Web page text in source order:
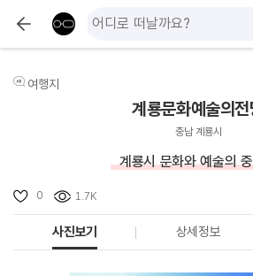
여행지
계룡문화예술의
충남 계룡시
계룡시 문화와 예술의
0 1.7K
사진보기 상세정보